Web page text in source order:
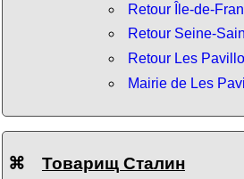
Retour Île-de-
Retour Seine-
Retour Les
Mairie de Les
⌘ Товарищ Сталин